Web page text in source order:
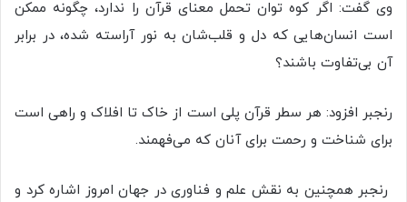
وی گفت: اگر کوه توان تحمل معنای قرآن را ندارد، چگونه ممکن
است انسان‌هایی که دل و قلب‌شان به نور آراسته شده، در برابر
آن بی‌تفاوت باشند؟
رنجبر افزود: هر سطر قرآن پلی است از خاک تا افلاک و راهی است
برای شناخت و رحمت برای آنان که می‌فهمند.
رنجبر همچنین به نقش علم و فناوری در جهان امروز اشاره کرد و